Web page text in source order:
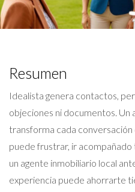
Resumen
Idealista genera contactos,
objeciones ni documentos. Un
transforma cada
puede frustrar, ir
un agente inmobiliario local
experiencia puede ahorrarte